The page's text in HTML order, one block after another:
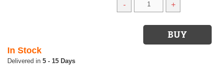
- +
In Stock
5 - 15 Days